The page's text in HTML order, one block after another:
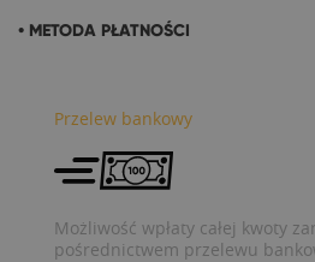
• METODA PŁATNOŚCI
Przelew bankowy
Możliwość wpłaty całej kwoty
pośrednictwem przelewu